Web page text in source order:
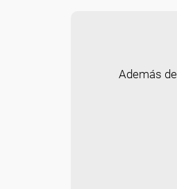
Además